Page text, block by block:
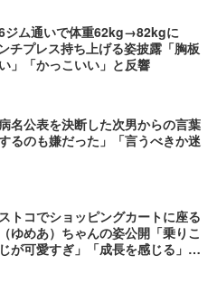
ジム通いで体重62kg→82kgに
チプレス持ち上げる姿披露「胸板
」「かっこいい」と反響
名公表を決断した次男からの言葉
るのも嫌だった」「言うべきか迷
トコでショッピングカートに座る
ゆめあ）ちゃんの姿公開「乗りこ
が可愛すぎ」「成長を感じる」の